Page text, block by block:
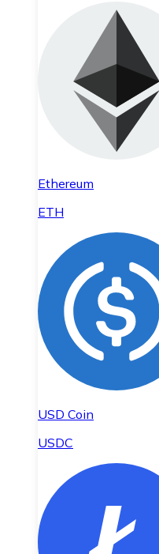
Ethereum
ETH
USD Coin
USDC